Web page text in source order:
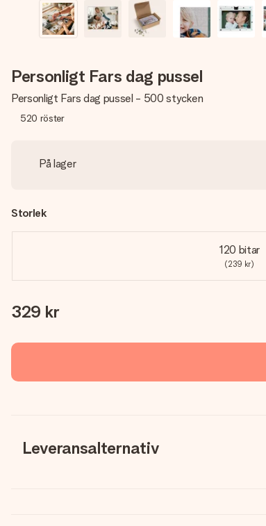
Personligt Fars dag pussel
Personligt Fars dag pussel - 500 stycken
520 röster
På lager
Storlek
120 bitar
(239 kr)
329 kr
Leveransalternativ